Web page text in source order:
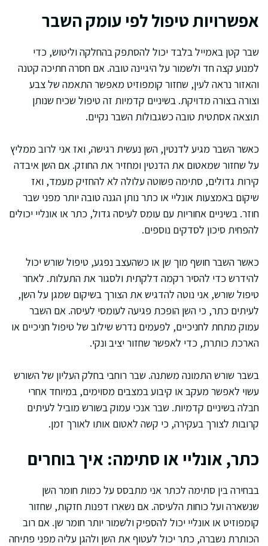
אפשרויות טיפול לפי עומק השבר
שבר קטן באמייל בלבד יכול להסתפק בהחלקה וליטוש, כדי
למנוע קצה חד ולשמור על היגיינה טובה. אם חסרה חתיכה קטנה
והאזור נראה לעין, שחזור קומפוזיט מאפשר התאמה של צבע
וצורה בצורה מדויקת. בשיניים קדמיות זה טיפול שכיח שנותן
תוצאה אסתטית טובה כשגבולות השבר נקיים.
כאשר השבר מגיע לדנטין, השן נעשית רגישה, ואז אני לרוב ממליץ
על שחזור שמאטום את הדנטין ומחזיר את החוזק. אם השן איבדה
קירות גדולים, סתימה פשוטה עלולה לא להחזיק מעמד, ואז
שיקום באמצעות אונליי או כתר נותן הגנה טובה יותר מפני שבר
חוזר. בשיניים אחוריות עם עומס לעיסה גדול, כתר או אונליי יכולים
להפחית סיכון לסדקים נוספים.
כאשר השבר חושף מוך שן או כשהעצב נפגע, טיפול שורש יכול
להידרש כדי להסיר רקמה דלקתית ולסגור את התעלות. לאחר
טיפול שורש, אני נוטה להדגיש את הצורך בשיקום שמגן על השן,
לעיתים כתר, כי השן הופכת פגיעה לעומסי לעיסה. אם השבר
עמוק מתחת לחניכיים, לפעמים נדרש שילוב של טיפול חניכיים או
הארכת כותרת, כדי לאפשר שחזור יציב ונקי.
בשבר שורש התמונה משתנה. שבר רוחבי בחלק העליון של השורש
עשוי לאפשר מעקב או קיבוע במצבים מסוימים, במיוחד אחרי
חבלה בשיניים קדמיות. שבר אנכי עמוק בשורש מוביל לעיתים
קרובות לצורך בעקירה, כי קשה לאטום אותו לאורך זמן.
כתר, אונליי או סתימה: איך בוחרים
בבחירה בין סתימה לכתר אני מתבסס על כמות חומר השן
שנשארה ועל כוחות הלעיסה. אם נשארו דפנות חזקות, שחזור
קומפוזיט או אונליי יכול להספיק ולשמור יותר חומר שן. אם רוב
הכותרת נשברה, כתר יכול לעטוף את השן ולהגן עליה מפני פתיחה